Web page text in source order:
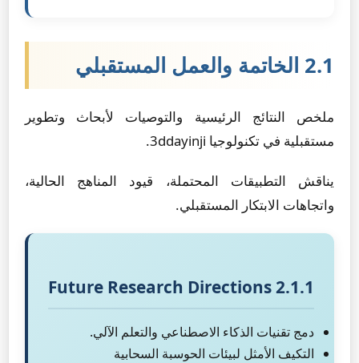
2.1 الخاتمة والعمل المستقبلي
ملخص النتائج الرئيسية والتوصيات لأبحاث وتطوير
مستقبلية في تكنولوجيا 3ddayinji.
يناقش التطبيقات المحتملة، قيود المناهج الحالية،
واتجاهات الابتكار المستقبلي.
2.1.1 Future Research Directions
دمج تقنيات الذكاء الاصطناعي والتعلم الآلي.
التكيف الأمثل لبيئات الحوسبة السحابية